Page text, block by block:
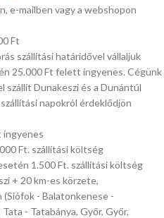
e-mailben vagy a webshopon
Ft
szállítási határidővel vállaljuk
25.000 Ft felett ingyenes. Cégünk
szállít Dunakeszi és a Dunántúl
napokról érdeklődjön
ingyenes
Ft. szállítási költség
1.500 Ft. szállítási költség
+ 20 km-es körzete,
(Siófok - Balatonkenese -
- Tatabánya, Győr, Győr,